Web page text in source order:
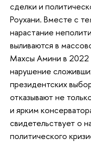
сделки и
Роухани. Вместе с
нарастание
выливаются в
Махсы Амини в 2022
нарушение
президентских
отказывают не
и ярким
свидетельствует о
политического